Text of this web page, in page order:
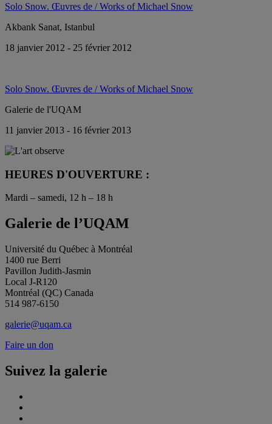
Solo Snow. Œuvres de / Works of Michael Snow
Akbank Sanat, Istanbul
18 janvier 2012 - 25 février 2012
Solo Snow. Œuvres de / Works of Michael Snow
Galerie de l'UQAM
11 janvier 2013 - 16 février 2013
HEURES D'OUVERTURE :
Mardi – samedi, 12 h – 18 h
Galerie de l’UQAM
Université du Québec à Montréal
1400 rue Berri
Pavillon Judith-Jasmin
Local J-R120
Montréal (QC) Canada
514 987-6150
galerie@uqam.ca
Faire un don
Suivez la galerie